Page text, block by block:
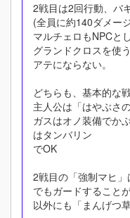
2戦目は2回行動、バ
(全員に約140ダメー
マルチェロもNPCと
グランドクロスを使
アテにならない。
どちらも、基本的な戦
主人公は「はやぶさ
ガスはオノ装備でか
はタンバリン
でOK
2戦目の「強制マヒ
でもガードすること
以外にも「まんげつ